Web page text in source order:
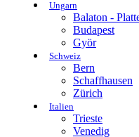
Ungarn
Balaton -
Budapest
Györ
Schweiz
Bern
Schaffhausen
Zürich
Italien
Trieste
Venedig